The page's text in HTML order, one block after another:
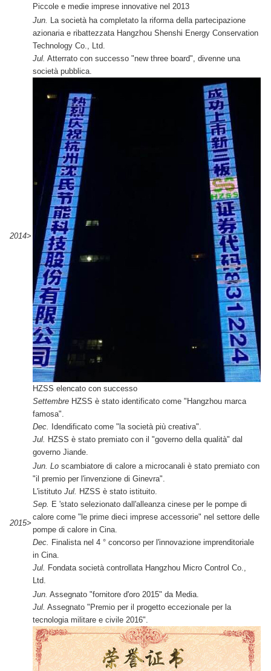
Piccole e medie imprese innovative nel 2013
2014>
Jun. La società ha completato la riforma della partecipazione
azionaria e ribattezzata Hangzhou Shenshi Energy Conservation
Technology Co., Ltd.
Jul. Atterrato con successo "new three board", divenne una
società pubblica.
HZSS elencato con successo
Settembre HZSS è stato identificato come "Hangzhou marca
famosa".
Dec.
Idendificato come "la società più creativa".
Jul.
HZSS è stato premiato con il "governo della qualità" dal
governo Jiande.
2015>
Jun. Lo scambiatore di calore a microcanali è stato premiato con
"il premio per l'invenzione di Ginevra".
L'istitutoJul. HZSS è stato istituito.
Sep. E 'stato selezionato dall'alleanza cinese per le pompe di
calore come "le prime dieci imprese accessorie" nel settore delle
pompe di calore in Cina.
Dec. Finalista nel 4 ° concorso per l'innovazione imprenditoriale
in Cina.
Jul. Fondata società controllata Hangzhou Micro Control Co.,
Ltd.
Jun. Assegnato "fornitore d'oro 2015" da Media.
Jul. Assegnato "Premio per il progetto eccezionale per la
tecnologia militare e civile 2016".